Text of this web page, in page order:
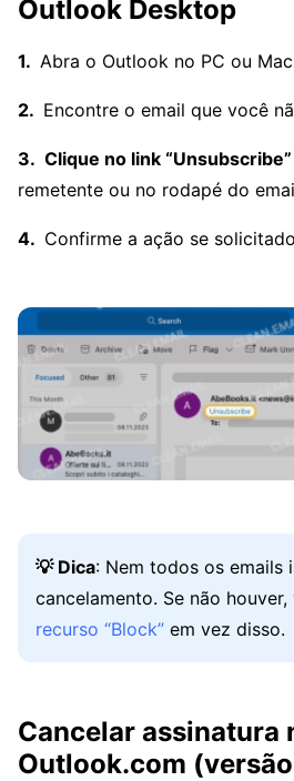
Outlook Desktop
Abra o Outlook no PC ou
Encontre o email que você
Clique no link “Unsubscribe”
remetente ou no rodapé do
Confirme a ação se
💡 Dica: Nem todos os emails
cancelamento. Se não
recurso “Block” em vez disso.
Cancelar assinatura
Outlook.com